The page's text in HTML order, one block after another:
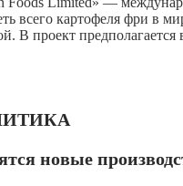
всего картофеля фри в
В проект предполагается
новые